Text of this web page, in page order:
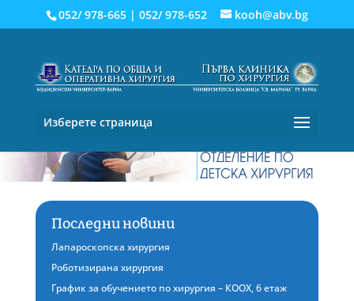
052/ 978-665| 052/ 978-652 kooh@abv.bg
Изберете страница
Последни новини
Лапароскопска хирургия
Роботизирана хирургия
График за обучението по хирургия – КООХ, 6 етаж